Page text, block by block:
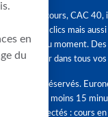
Graphique, cours, CAC
en quelques clics mais
tendances du moment.
accompagner dans tous
Tous droits réservés.
différés d'au moins 15
clients connectés : cours
en
du